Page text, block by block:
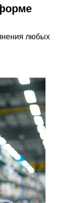
любых